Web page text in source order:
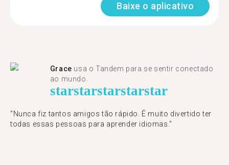
Baixe o aplicativo
Grace usa o Tandem para se sentir conectado
ao mundo.
starstarstarstarstar
"Nunca fiz tantos amigos tão rápido. É muito divertido ter
todas essas pessoas para aprender idiomas."